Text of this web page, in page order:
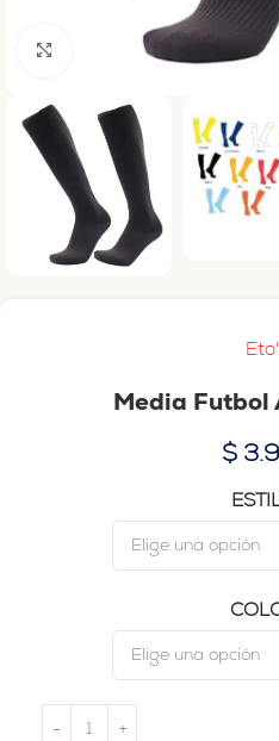
Haga clic para ampliar
Media Futbol
$